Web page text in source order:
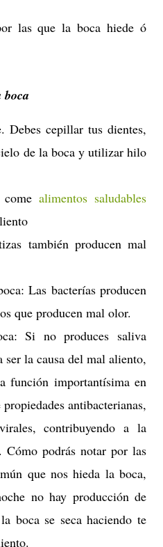
las que la boca hiede ó
Debes cepillar tus dientes,
de la boca y utilizar hilo
alimentos saludables
también producen mal
Las bacterías producen
que producen mal olor.
Si no produces saliva
ser la causa del mal aliento,
función importantísima en
antibacterianas,
contribuyendo a la
podrás notar por las
que nos hieda la boca,
no hay producción de
boca se seca haciendo te